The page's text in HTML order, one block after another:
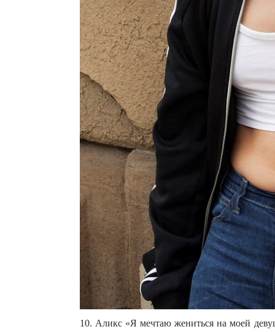
10. Аликс «Я мечтаю жениться на моей